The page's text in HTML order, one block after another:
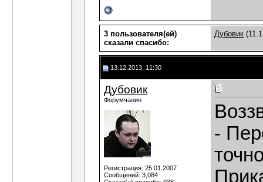
3 пользователя(ей)
сказали cпасибо:
Дубовик
13.12.2013, 11:30
Дубовик
Форумчанин
Регистрация: 25.01.2007
Сообщений: 3,084
-